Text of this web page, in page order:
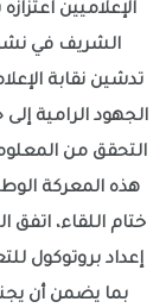
الإعلاميين
الشريف في نشر
تدشين نقابة
الجهود الرامية إلى
التحقق من
هذه المعركة
ختام اللقاء،
إعداد بروتوكول
بما يضمن أن